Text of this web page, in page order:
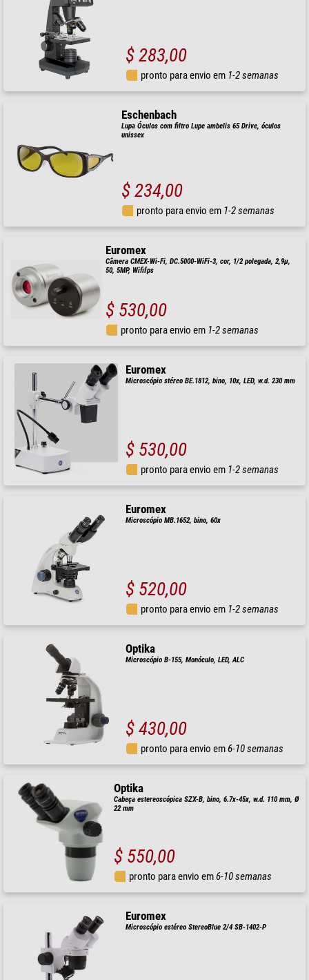
$ 283,00
pronto para envio em 1-2 semanas
Eschenbach
Lupa Óculos com filtro Lupe ambelis 65 Drive, óculos
unissex
$ 234,00
pronto para envio em 1-2 semanas
Euromex
Câmera CMEX-Wi-Fi, DC.5000-WiFi-3, cor, 1/2 polegada, 2,9µ,
50, 5MP, Wififps
$ 530,00
pronto para envio em 1-2 semanas
Euromex
Microscópio stéreo BE.1812, bino, 10x, LED, w.d. 230 mm
$ 530,00
pronto para envio em 1-2 semanas
Euromex
Microscópio MB.1652, bino, 60x
$ 520,00
pronto para envio em 1-2 semanas
Optika
Microscópio B-155, Monóculo, LED, ALC
$ 430,00
pronto para envio em6-10 semanas
Optika
Cabeça estereoscópica SZX-B, bino, 6.7x-45x, w.d. 110 mm, Ø
22 mm
$ 550,00
pronto para envio em6-10 semanas
Euromex
Microscópio estéreo StereoBlue 2/4 SB-1402-P